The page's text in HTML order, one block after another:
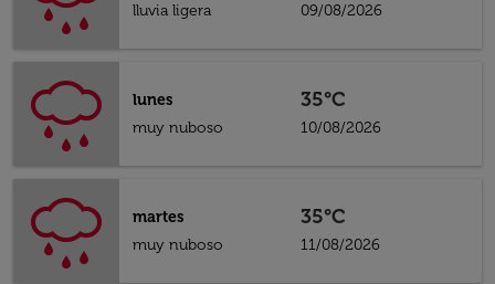
lluvia ligera
09/08/2026
lunes
muy nuboso
35°C
10/08/2026
martes
muy nuboso
35°C
11/08/2026